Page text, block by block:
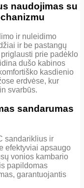
naudojimas su
ir nuleidimo
ir be pastangų
prie padėklo
dušo kabinos
kasdienio
erdvėse, kur
svarbūs.
sandarumas
sandariklius ir
efektyviai apsaugo
vonios kambario
papildomas
garantuojantis